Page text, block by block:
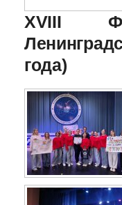
XVIII
года)